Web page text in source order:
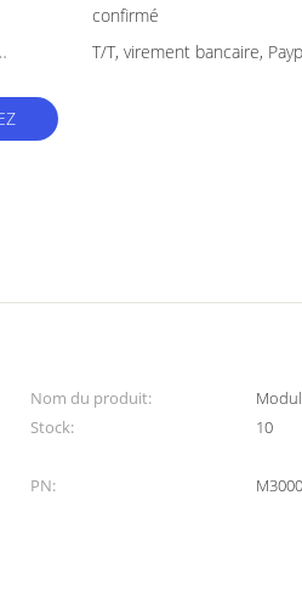
confirmé
T/T, virement bancaire,
Nom du produit:
Stock: 10
PN: